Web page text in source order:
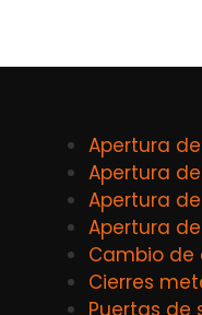
Apertura
Apertura
Apertura
Apertura
Cambio de
Cierres
Puertas de